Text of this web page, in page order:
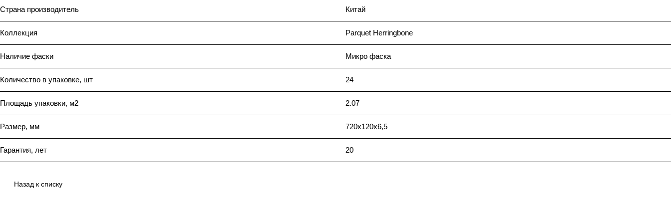
Страна производитель Китай
Коллекция Parquet Herringbone
Наличие фаски Микро фаска
Количество в упаковке, шт 24
Площадь упаковки, м2 2.07
Размер, мм 720х120х6,5
Гарантия, лет 20
Назад к списку